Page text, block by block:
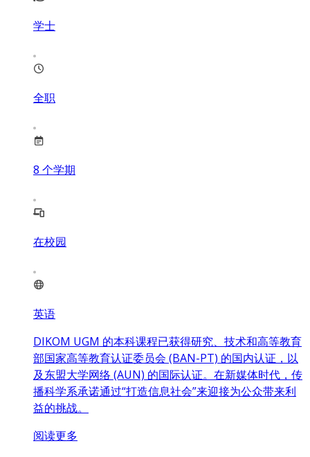
学士
全职
8 个学期
在校园
英语
DIKOM UGM 的本科课程已获得研究、技术和高等教育
部国家高等教育认证委员会 (BAN-PT) 的国内认证，以
及东盟大学网络 (AUN) 的国际认证。在新媒体时代，传
播科学系承诺通过“打造信息社会”来迎接为公众带来利
益的挑战。
阅读更多